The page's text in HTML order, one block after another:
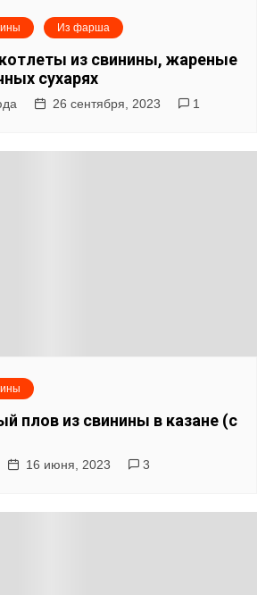
Из фарша
из свинины, жареные
сухарях
26 сентября, 2023 1
плов из свинины в казане (с
16 июня, 2023 3